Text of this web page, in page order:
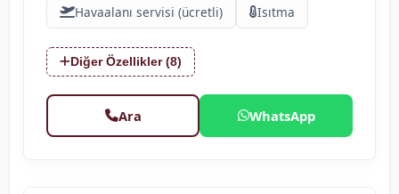
Havaalanı servisi (ücretli)
Isıtma
Diğer Özellikler (8)
Ara WhatsApp